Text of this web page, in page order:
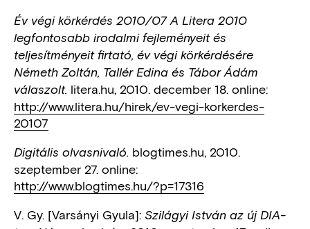
Év végi körkérdés 2010/07 A Litera 2010
legfontosabb irodalmi fejleményeit és
teljesítményeit firtató, év végi körkérdésére
Németh Zoltán, Tallér Edina és Tábor Ádám
válaszolt. litera.hu, 2010. december 18. online:
http://www.litera.hu/hirek/ev-vegi-korkerdes-
20107
Digitális olvasnivaló. blogtimes.hu, 2010.
szeptember 27. online:
http://www.blogtimes.hu/?p=17316
V. Gy. [Varsányi Gyula]: Szilágyi István az új DIA-